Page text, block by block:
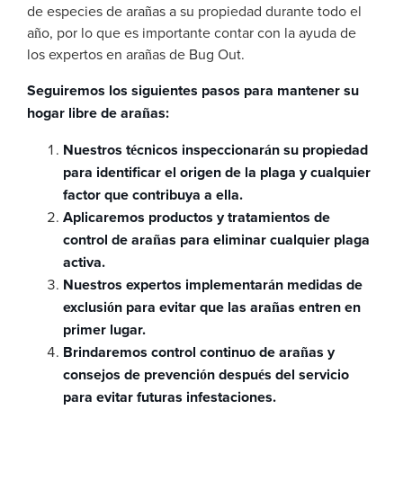
de especies de arañas a su propiedad durante todo el
año, por lo que es importante contar con la ayuda de
los expertos en arañas de Bug Out.
Seguiremos los siguientes pasos para mantener su
hogar libre de arañas:
Nuestros técnicos inspeccionarán su propiedad
para identificar el origen de la plaga y cualquier
factor que contribuya a ella.
Aplicaremos productos y tratamientos de
control de arañas para eliminar cualquier plaga
activa.
Nuestros expertos implementarán medidas de
exclusión para evitar que las arañas entren en
primer lugar.
Brindaremos control continuo de arañas y
consejos de prevención después del servicio
para evitar futuras infestaciones.